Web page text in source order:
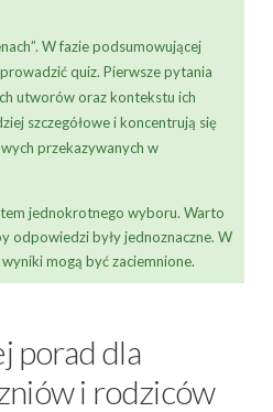
W fazie podsumowującej
quiz. Pierwsze pytania
utworów oraz kontekstu ich
szczegółowe i koncentrują się
przekazywanych w
jednokrotnego wyboru. Warto
odpowiedzi były jednoznaczne. W
mogą być zaciemnione.
porad dla
i rodziców